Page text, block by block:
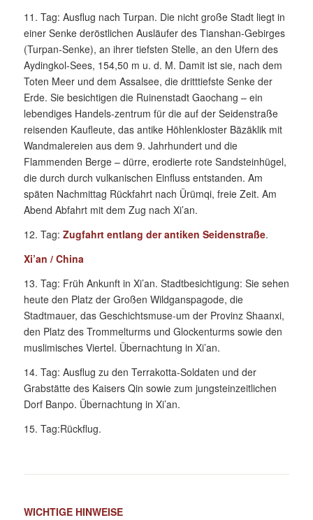
11. Tag: Ausflug nach Turpan. Die nicht große Stadt liegt in
einer Senke deröstlichen Ausläufer des Tianshan-Gebirges
(Turpan-Senke), an ihrer tiefsten Stelle, an den Ufern des
Aydingkol-Sees, 154,50 m u. d. M. Damit ist sie, nach dem
Toten Meer und dem Assalsee, die dritttiefste Senke der
Erde. Sie besichtigen die Ruinenstadt Gaochang – ein
lebendiges Handels-zentrum für die auf der Seidenstraße
reisenden Kaufleute, das antike Höhlenkloster Bäzäklik mit
Wandmalereien aus dem 9. Jahrhundert und die
Flammenden Berge – dürre, erodierte rote Sandsteinhügel,
die durch durch vulkanischen Einfluss entstanden. Am
späten Nachmittag Rückfahrt nach Ürümqi, freie Zeit. Am
Abend Abfahrt mit dem Zug nach Xi’an.
12. Tag: Zugfahrt entlang der antiken Seidenstraße.
Xi’an / China
13. Tag: Früh Ankunft in Xi’an. Stadtbesichtigung: Sie sehen
heute den Platz der Großen Wildganspagode, die
Stadtmauer, das Geschichtsmuse-um der Provinz Shaanxi,
den Platz des Trommelturms und Glockenturms sowie den
muslimisches Viertel. Übernachtung in Xi’an.
14. Tag: Ausflug zu den Terrakotta-Soldaten und der
Grabstätte des Kaisers Qin sowie zum jungsteinzeitlichen
Dorf Banpo. Übernachtung in Xi’an.
15. Tag:Rückflug.
WICHTIGE HINWEISE